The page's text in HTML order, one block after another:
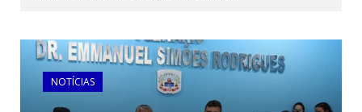
NOTÍCIAS